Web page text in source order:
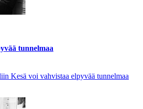
tunnelmaa
Kesä voi vahvistaa elpyvää tunnelmaa